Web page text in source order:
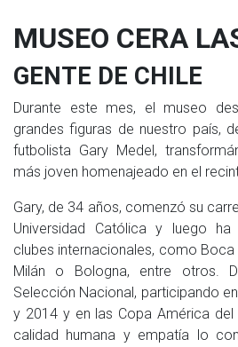
MUSEO CERA
GENTE DE CHILE
Durante este mes, el museo
grandes figuras de nuestro país,
futbolista Gary Medel,
más joven homenajeado en el
Gary, de 34 años, comenzó su
Universidad Católica y luego ha
clubes internacionales, como Boca
Milán o Bologna, entre otros.
Selección Nacional, participando
y 2014 y en las Copa América
calidad humana y empatía lo